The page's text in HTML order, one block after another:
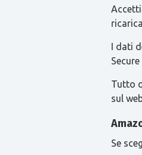
I dati
Tutto
sul
Se